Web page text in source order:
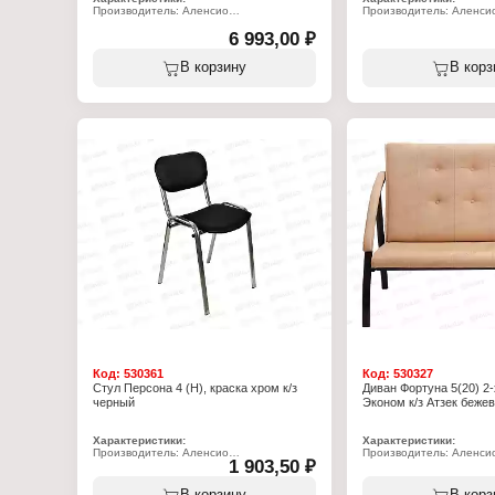
Производитель: Аленсио
Материал обивки: "сетка"
Цвет обивки: черный
Высота до сиденья: 470-570 мм
Высота спинки: 750 мм
Ширина спинки: 455 мм
Высота подлокотника: 320 мм
Высота от пола до min-max точки
подлокот: 690-820 мм
Ширина кресла с подлокотниками: 610
Габаритная высота стула min-max: 1200-
Габаритная глубина кресла: 680 мм
Диаметр крестовины: 680 мм
Основание: пятилучие
Габариты коробки: 880х665х270 мм
6 993,00 ₽
В корзину
Производитель:
Модель: "Персона 2,
Материал обивки: кожзам
Цвет обивки: черный
Допустимый вес: 100 кг
Глубина сиденья: 430
Ширина сиденья: 465 мм
Высота спинки: 380 мм
Ширина спинки: 500 мм
Толщина поролона
Габаритная высота
Габаритная глубина
Вес стула: 5,5 кг
Конструкция: с
В
Код: 530361
Стул Персона 4 (Н), краска хром к/з
черный
Характеристики:
Производитель: Аленсио
Назначение: офисный
1 903,50 ₽
Код: 530327
Диван Фортуна 5(20)
Эконом к/з Атзек
Характеристики:
Производитель:
Модель: "Фортуна 5(20)"